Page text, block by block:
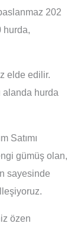
202
hurda,
elde edilir.
alanda hurda
Satımı
gümüş olan,
sayesinde
özen